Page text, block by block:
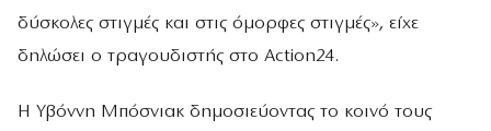
δύσκολες στιγμές και στις όμορφες στιγμές», είχε
δηλώσει ο τραγουδιστής στο Action24.
Η Υβόννη Μπόσνιακ δημοσιεύοντας το κοινό τους